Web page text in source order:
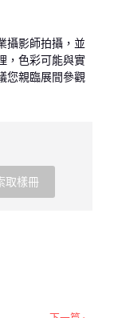
攝影師拍攝，並
，色彩可能與實
您親臨展間參觀
取樣冊